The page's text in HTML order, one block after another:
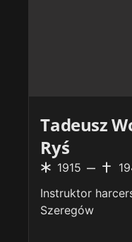
Tadeusz
Ryś
1915
Instruktor
Szeregów